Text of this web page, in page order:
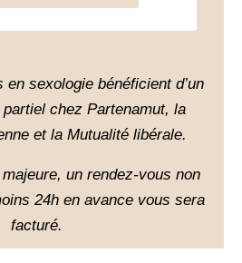
sexologie bénéficient d’un
chez Partenamut, la
et la Mutualité libérale.
un rendez-vous non
24h en avance vous sera
facturé.